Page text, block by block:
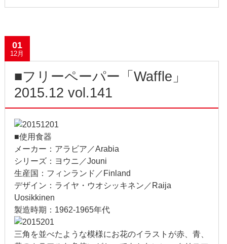
2008年12月
2007年11月
01
12月
■フリーペーパー「Waffle」
2015.12 vol.141
■使用食器
メーカー：アラビア／Arabia
シリーズ：ヨウニ／Jouni
生産国：フィンランド／Finland
デザイン：ライヤ・ウオシッキネン／Raija
Uosikkinen
製造時期：1962-1965年代
三角を並べたような模様にお花のイラストが赤、青、